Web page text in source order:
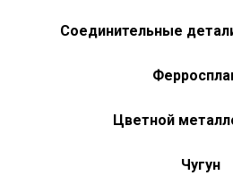
Соединительные
Цветной
Чугун